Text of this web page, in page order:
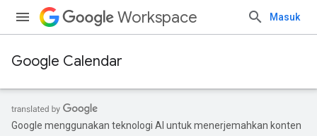
Workspace Masuk
Google Calendar
Google menggunakan teknologi AI untuk menerjemahkan konten